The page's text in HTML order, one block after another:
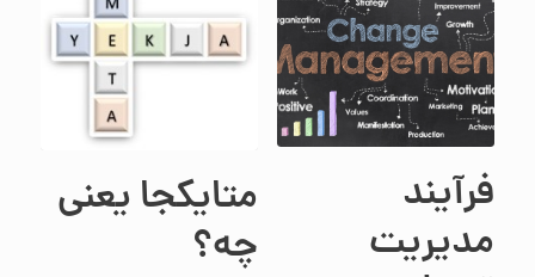
فرآیند
مدیریت
متایکجا یعنی
چه؟